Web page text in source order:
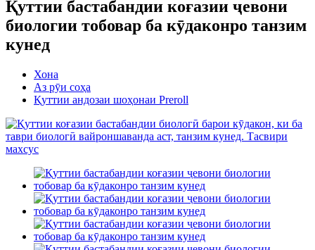
Қуттии бастабандии коғазии ҷевони
биологии тобовар ба кӯдаконро танзим
кунед
Хона
Аз рӯи соҳа
Қуттии андозаи шоҳонаи Preroll